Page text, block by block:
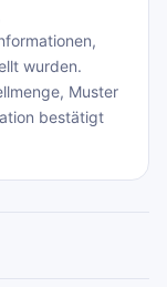
wurden.
Muster
bestätigt